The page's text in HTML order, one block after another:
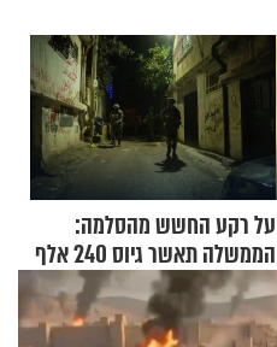
על רקע החשש מהסלמה:
הממשלה תאשר גיוס 240 אלף
אנשי מילואים